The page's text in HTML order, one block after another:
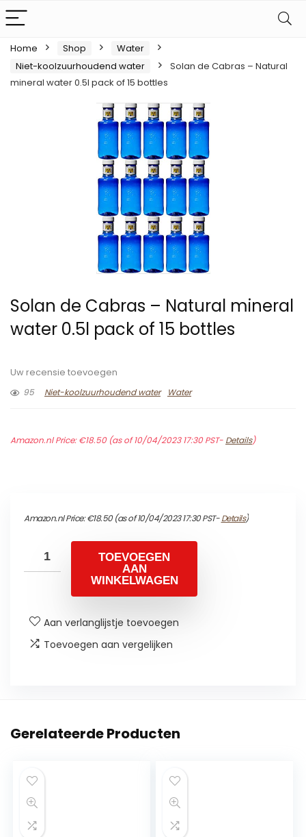
Home Shop
Water
Niet-koolzuurhoudend water
Solan de Cabras – Natural
mineral water 0.5l pack of 15 bottles
Solan de Cabras – Natural mineral
water 0.5l pack of 15 bottles
Uw recensie toevoegen
95
Niet-koolzuurhoudend water Water
Amazon.nl Price:€18.50(as of 10/04/2023 17:30 PST- Details)
Amazon.nl Price:€18.50(as of 10/04/2023 17:30 PST-Details)
TOEVOEGEN
AAN
WINKELWAGEN
Aan verlanglijstje toevoegen
Toevoegen aan vergelijken
Gerelateerde Producten